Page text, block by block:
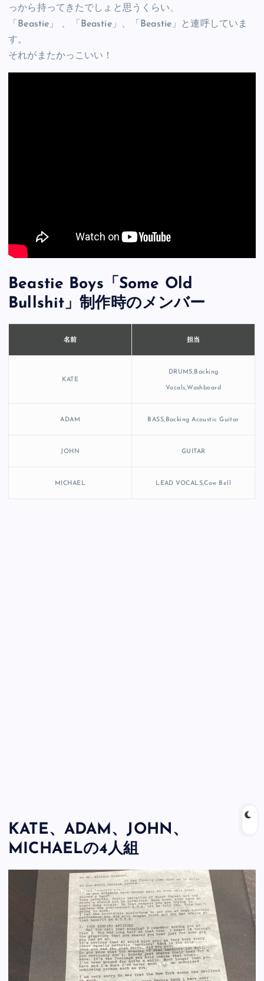
っから持ってきたでしょと思うくらい、
「Beastie」 、「Beastie」、「Beastie」と連呼していま
す。
それがまたかっこいい！
Beastie Boys「Some Old
Bullshit」制作時のメンバー
名前 担当
KATE
DRUMS,Backing
Vocals,Washboard
ADAM BASS,Backing Acoustic Guitar
JOHN GUITAR
MICHAEL LEAD VOCALS,Cow Bell
KATE、ADAM、JOHN、
MICHAELの4人組